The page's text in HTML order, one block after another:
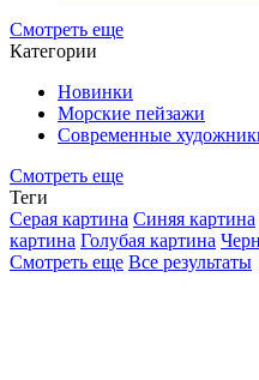
Смотреть еще
Категории
Новинки
Морские пейзажи
Современные
Смотреть еще
Теги
Серая картина Синяя картина
картина Голубая картина
Смотреть еще Все результаты